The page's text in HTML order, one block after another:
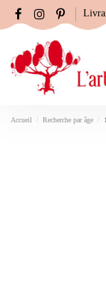
Accueil Recherche par âge